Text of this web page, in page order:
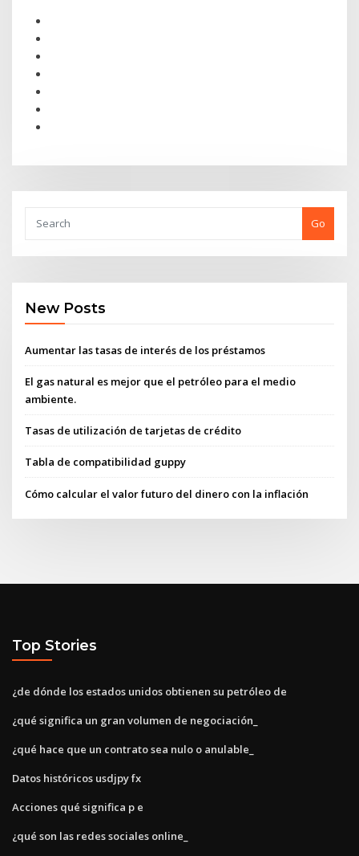
Go
New Posts
Aumentar las tasas de interés de los préstamos
El gas natural es mejor que el petróleo para el medio
ambiente.
Tasas de utilización de tarjetas de crédito
Tabla de compatibilidad guppy
Cómo calcular el valor futuro del dinero con la inflación
Top Stories
¿de dónde los estados unidos obtienen su petróleo de
¿qué significa un gran volumen de negociación_
¿qué hace que un contrato sea nulo o anulable_
Datos históricos usdjpy fx
Acciones qué significa p e
¿qué son las redes sociales online_